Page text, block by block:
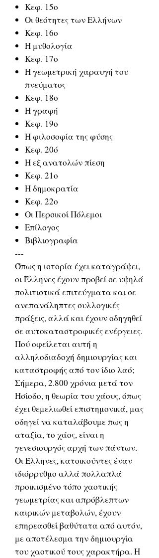
Κεφ. 15ο
Οι θεότητες των Ελλήνων
Κεφ. 16ο
Η μυθολογία
Κεφ. 17ο
Η γεωμετρική χαραυγή του
πνεύματος
Κεφ. 18ο
Η γραφή
Κεφ. 19ο
Η φιλοσοφία της φύσης
Κεφ. 20ό
Η εξ ανατολών πίεση
Κεφ. 21ο
Η δημοκρατία
Κεφ. 22ο
Οι Περσικοί Πόλεμοι
Επίλογος
Βιβλιογραφία
---
Όπως η ιστορία έχει καταγράψει,
οι Έλληνες έχουν προβεί σε υψηλά
πολιτιστικά επιτεύγματα και σε
ανεπανάληπτες συλλογικές
πράξεις, αλλά και έχουν οδηγηθεί
σε αυτοκαταστροφικές ενέργειες.
Πού οφείλεται αυτή η
αλληλοδιαδοχή δημιουργίας και
καταστροφής από τον ίδιο λαό;
Σήμερα, 2.800 χρόνια μετά τον
Ησίοδο, η θεωρία του χάους, όπως
έχει θεμελιωθεί επιστημονικά, μας
οδηγεί να καταλάβουμε πως η
αταξία, το χάος, είναι η
γενεσιουργός αρχή των πάντων.
Οι Έλληνες, κατοικούντες έναν
ιδιόρρυθμο αλλά πολλαπλά
προικισμένο τόπο χαοτικής
γεωμετρίας και απρόβλεπτων
καιρικών μεταβολών, έχουν
επηρεασθεί βαθύτατα από αυτόν,
με αποτέλεσμα την δημιουργία
του χαοτικού τους χαρακτήρα. Η